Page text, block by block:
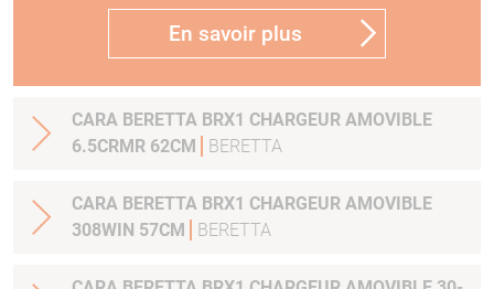
En savoir plus
CARA BERETTA BRX1 CHARGEUR AMOVIBLE
6.5CRMR 62CM
BERETTA
CARA BERETTA BRX1 CHARGEUR AMOVIBLE
308WIN 57CM
BERETTA